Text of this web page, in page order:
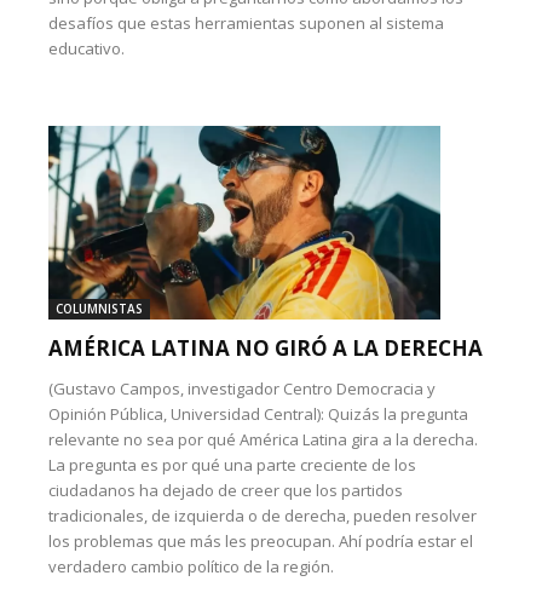
desafíos que estas herramientas suponen al sistema
educativo.
COLUMNISTAS
AMÉRICA LATINA NO GIRÓ A LA DERECHA
(Gustavo Campos, investigador Centro Democracia y
Opinión Pública, Universidad Central): Quizás la pregunta
relevante no sea por qué América Latina gira a la derecha.
La pregunta es por qué una parte creciente de los
ciudadanos ha dejado de creer que los partidos
tradicionales, de izquierda o de derecha, pueden resolver
los problemas que más les preocupan. Ahí podría estar el
verdadero cambio político de la región.